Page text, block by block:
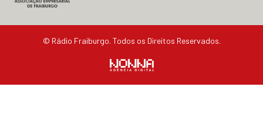
© Rádio Fraiburgo. Todos os Direitos Reservados.